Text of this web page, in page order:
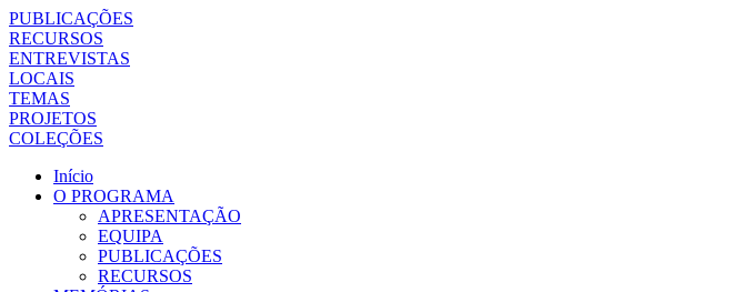
PUBLICAÇÕES
RECURSOS
ENTREVISTAS
LOCAIS
TEMAS
PROJETOS
COLEÇÕES
Início
O PROGRAMA
APRESENTAÇÃO
EQUIPA
PUBLICAÇÕES
RECURSOS